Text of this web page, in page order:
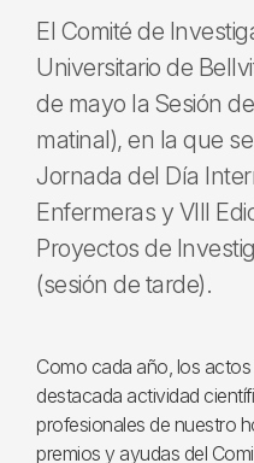
El Comité de
Universitario de
de mayo la Sesión
matinal), en la que
Jornada del Día
Enfermeras y VIII
Proyectos de
(sesión de tarde).
Como cada año, los
destacada actividad
profesionales de nuestro
premios y ayudas del